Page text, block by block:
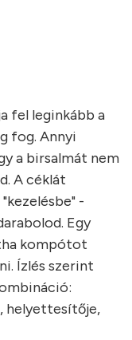
fel leginkább a
fog. Annyi
a birsalmát nem
A céklát
-
Egy
kompótot
Ízlés szerint
helyettesítője,